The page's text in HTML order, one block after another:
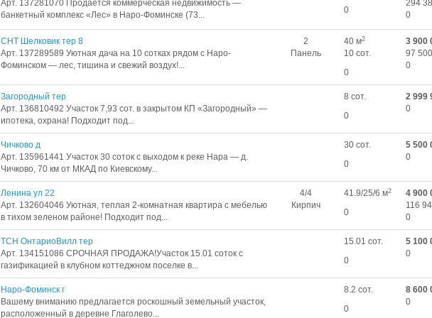
Арт. 137281070 Продается коммерческая недвижимость —
банкетный комплекс «Лес» в Наро-Фоминске (73...
0
294
0
СНТ Шелковик тер 8
Арт. 137289589 Уютная дача на 10 сотках рядом с Наро-
Фоминском — лес, тишина и свежий воздух!...
2
Панель
40 м2
10 сот.
0
3 900
97
0
Загородный тер
Арт. 136810492 Участок 7,93 сот. в закрытом КП «Загородный» —
ипотека, охрана! Подходит под...
8 сот.
0
2 999
0
Чичково д
Арт. 135961441 Участок 30 соток с выходом к реке Нара — д.
Чичково, 70 км от МКАД по Киевскому...
30 сот.
0
5 500
0
Ленина ул 22
Арт. 132604046 Уютная, теплая 2-комнатная квартира с мебелью
в тихом зеленом районе! Подходит под...
4/4
Кирпич
41.9/25/6 м2
0
4 900
116
0
ТСН ОнтариоВилл тер
Арт. 134151086 СРОЧНАЯ ПРОДАЖА!Участок 15.01 соток с
газификацией в клубном коттеджном поселке в...
15.01 сот.
0
5 100
0
Наро-Фоминск г
Вашему вниманию предлагается роскошный земельный участок,
расположенный в деревне Глаголево...
8.2 сот.
0
8 600
0